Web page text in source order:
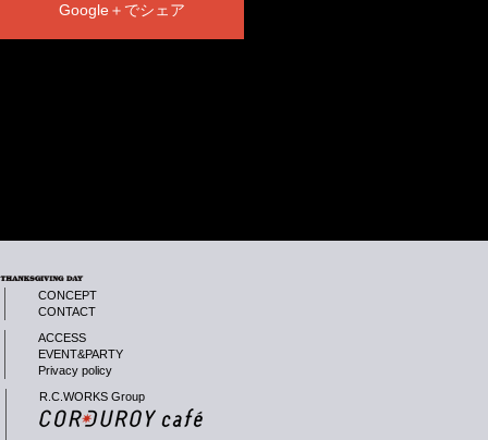
Google＋でシェア
CONCEPT
CONTACT
ACCESS
EVENT&PARTY
Privacy policy
R.C.WORKS Group